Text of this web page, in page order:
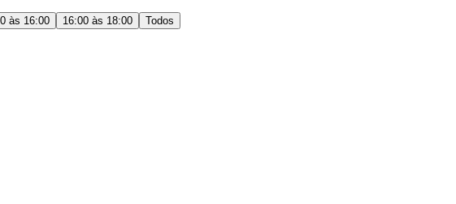
às 16:00 16:00 às 18:00
Todos